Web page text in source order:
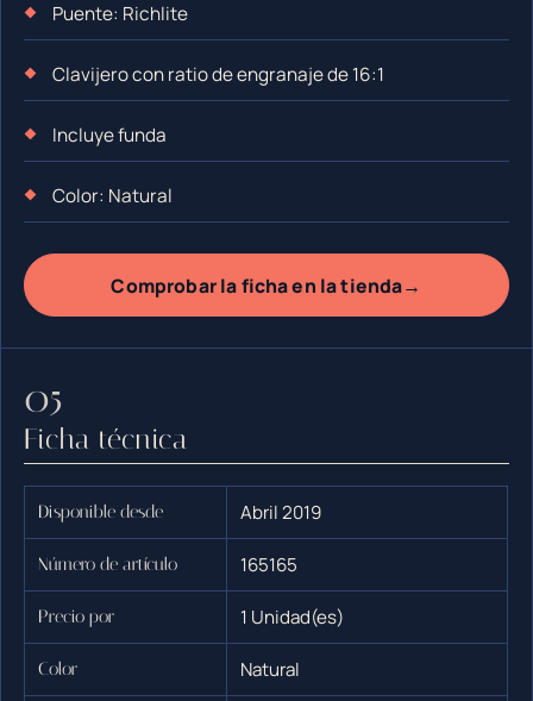
Puente: Richlite
Clavijero con ratio de engranaje de 16:1
Incluye funda
Color: Natural
Comprobar la ficha en la tienda→
Ficha técnica
Disponible desde Abril 2019
Número de artículo 165165
Precio por 1 Unidad(es)
Color Natural